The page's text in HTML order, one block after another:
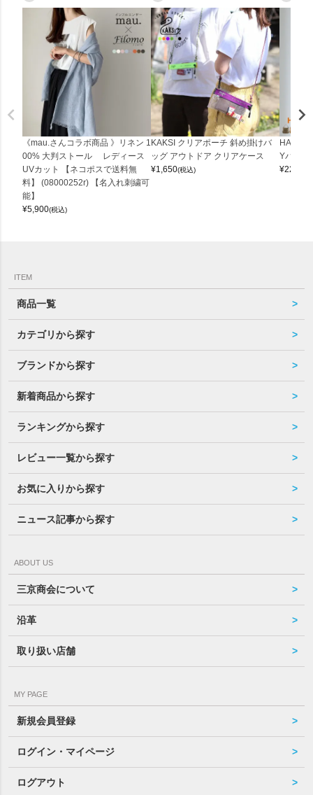
《mau.さんコラボ商品 》リネン 1
00% 大判ストール レディース
UVカット 【ネコポスで送料無
料】 (08000252r) 【名入れ刺繍可
能】
¥5,900(税込)
KAKSI クリアポーチ 斜め掛けバ
ッグ アウトドア クリアケース
¥1,650(税込)
Yバッグ
¥22,000
ITEM
商品一覧
カテゴリから探す
ブランドから探す
新着商品から探す
ランキングから探す
レビュー一覧から探す
お気に入りから探す
ニュース記事から探す
ABOUT US
三京商会について
沿革
取り扱い店舗
MY PAGE
新規会員登録
ログイン・マイページ
ログアウト